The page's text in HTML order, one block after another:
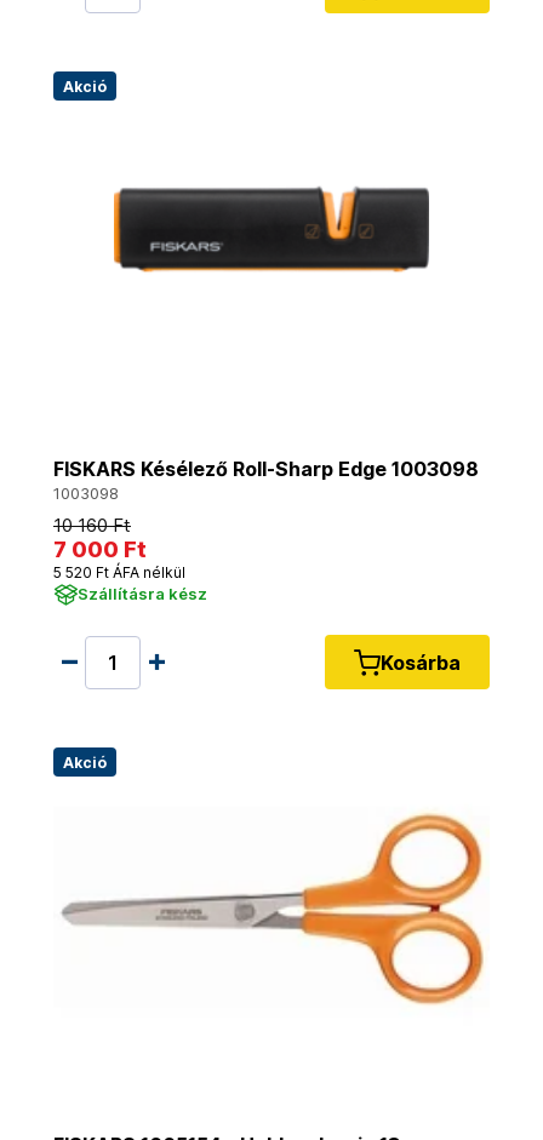
Akció
FISKARS Késélező Roll-Sharp Edge 1003098
1003098
10 160 Ft
7 000 Ft
5 520 Ft ÁFA nélkül
Szállításra kész
Kosárba
Akció